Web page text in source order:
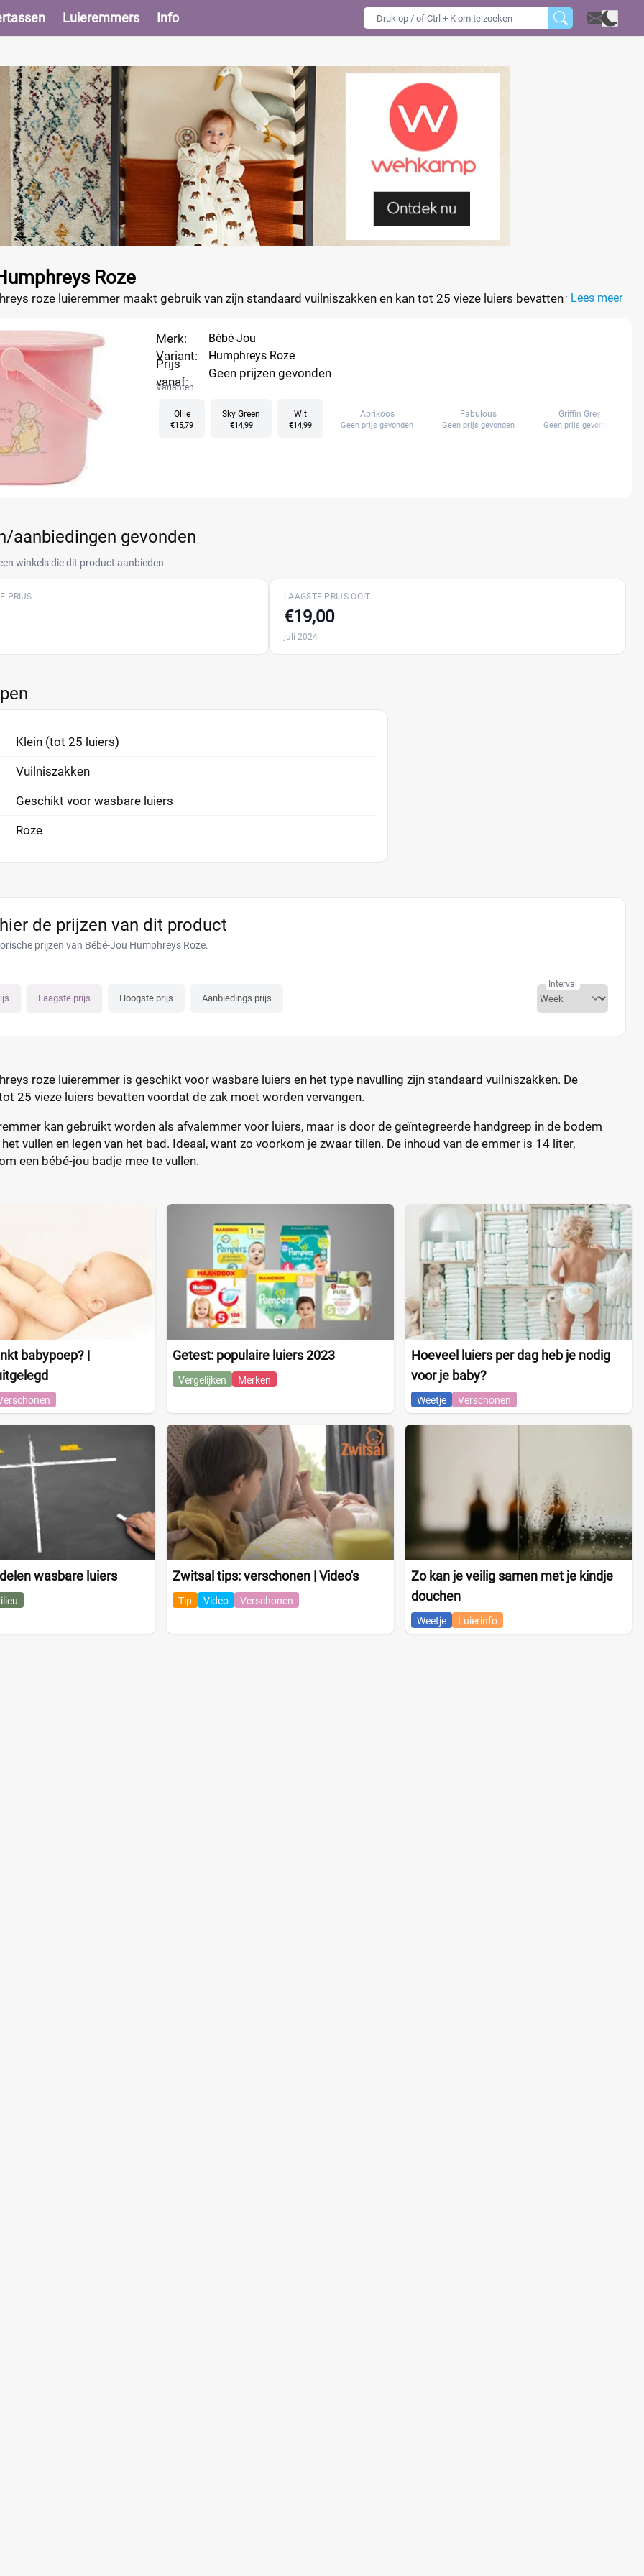
Luieremmers Info
Roze
roze luieremmer maakt gebruik van zijn standaard vuilniszakken en kan tot 25 vieze luiers bevatten voordat de
Lees meer
Merk:
Variant:
Prijs
vanaf:
Bébé-Jou
Humphreys Roze
Geen prijzen gevonden
Varianten
Ollie
€15,79
Sky Green
€14,99
Wit
€14,99
Abrikoos
Geen prijs gevonden
Fabulous
Geen prijs gevonden
Griffin Grey
Geen prijs gevonden
aanbiedingen gevonden
winkels die dit product aanbieden.
PRIJS LAAGSTE PRIJS OOIT
€19,00
juli 2024
Klein (tot 25 luiers)
Vuilniszakken
Geschikt voor wasbare luiers
Roze
de prijzen van dit product
prijzen van Bébé-Jou Humphreys Roze.
Laagste prijs Hoogste prijs Aanbiedings prijs
Interval
roze luieremmer is geschikt voor wasbare luiers en het type navulling zijn standaard vuilniszakken. De
25 vieze luiers bevatten voordat de zak moet worden vervangen.
kan gebruikt worden als afvalemmer voor luiers, maar is door de geïntegreerde handgreep in de bodem
vullen en legen van het bad. Ideaal, want zo voorkom je zwaar tillen. De inhoud van de emmer is 14 liter,
een bébé-jou badje mee te vullen.
babypoep? |
Getest: populaire luiers 2023
Vergelijken Merken
Hoeveel luiers per dag heb je nodig
voor je baby?
Weetje Verschonen
wasbare luiers Zwitsal tips: verschonen | Video's
Tip Video Verschonen
Zo kan je veilig samen met je kindje
douchen
Weetje Luierinfo